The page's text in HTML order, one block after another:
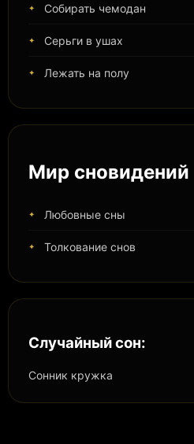
Собирать чемодан
Серьги в ушах
Лежать на полу
Мир сновидений
Любовные сны
Толкование снов
Случайный сон:
Сонник кружка